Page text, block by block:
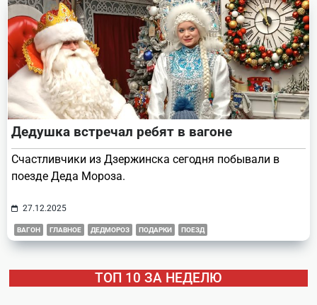
Дедушка встречал ребят в вагоне
Счастливчики из Дзержинска сегодня побывали в
поезде Деда Мороза.
27.12.2025
ВАГОН ГЛАВНОЕ ДЕДМОРОЗ ПОДАРКИ ПОЕЗД
ТОП 10 ЗА НЕДЕЛЮ